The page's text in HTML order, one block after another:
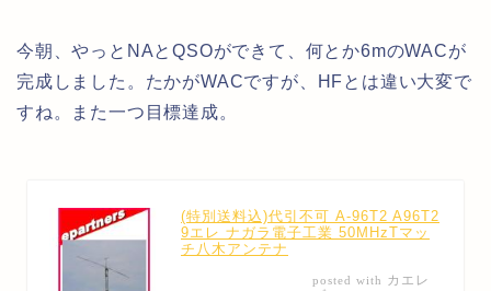
今朝、やっとNAとQSOができて、何とか6mのWACが
完成しました。たかがWACですが、HFとは違い大変で
すね。また一つ目標達成。
(特別送料込)代引不可 A-96T2 A96T2
9エレ ナガラ電子工業 50MHzTマッ
チ八木アンテナ
posted with カエレ